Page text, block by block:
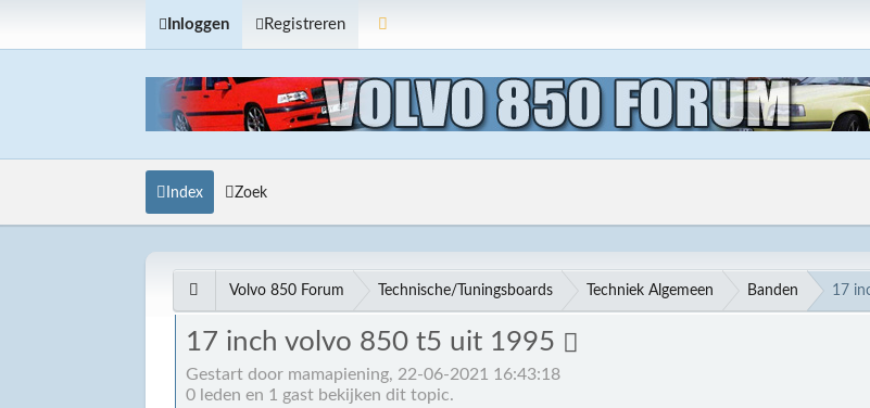
Inloggen Registreren
Index Zoek
Volvo 850 Forum Technische/Tuningsboards Techniek Algemeen Banden 17
17 inch volvo 850 t5 uit 1995
Gestart door mamapiening, 22-06-2021 16:43:18
0 leden en 1 gast bekijken dit topic.